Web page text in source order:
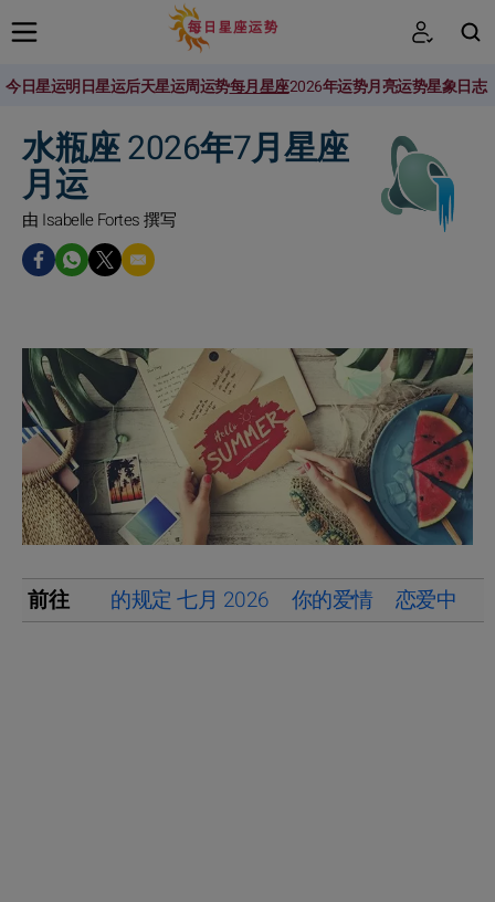
今日星运明日星运后天星运周运势每月星座2026年运势月亮运势星象日志
水瓶座 2026年7月星座
月运
由 Isabelle Fortes 撰写
前往 的规定 七月 2026 你的爱情 恋爱中